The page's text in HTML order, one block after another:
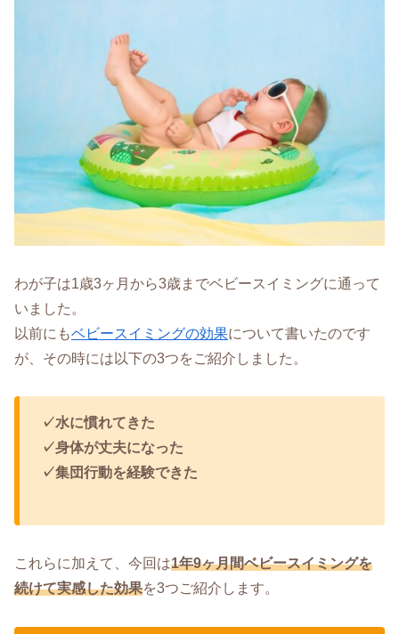
わが子は1歳3ヶ月から3歳までベビースイミングに通って
いました。
以前にもベビースイミングの効果について書いたのです
が、その時には以下の3つをご紹介しました。
✓水に慣れてきた
✓身体が丈夫になった
✓集団行動を経験できた
これらに加えて、今回は1年9ヶ月間ベビースイミングを
続けて実感した効果を3つご紹介します。